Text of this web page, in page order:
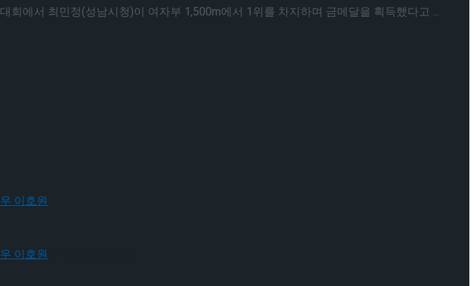
on ICE’ 배우 이호원
에서 최민정(성남시청)이 여자부 1,500m에서 1위를 차지하며 금메달을 획득했다고 ...